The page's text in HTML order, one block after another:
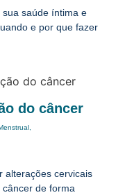
saúde íntima e
e por que fazer
do câncer
,
alterações cervicais
de forma